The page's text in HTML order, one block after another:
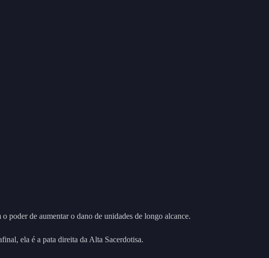
poder de aumentar o dano de unidades de longo alcance.
ela é a pata direita da Alta Sacerdotisa.